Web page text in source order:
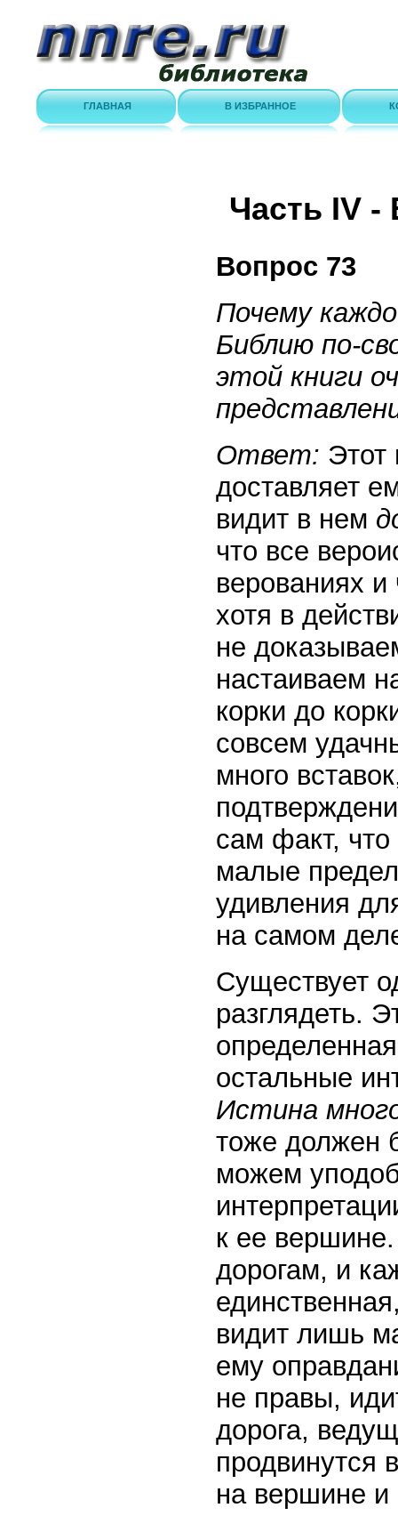
ГЛАВНАЯ В ИЗБРАННОЕ
Часть IV
Вопрос 73
Почему
Библию по-
этой книги
Ответ: Этот
доставляет
видит в нем
что все
верованиях
хотя в
не
настаиваем
корки до
совсем
много
сам факт,
малые
удивления
на самом
Существует
разглядеть.
остальные
Истина
тоже должен
можем
к ее
дорогам, и
видит лишь
ему
не правы,
дорога,
продвинутся
на вершине и